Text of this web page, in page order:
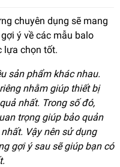
chuyên dụng sẽ mang
ý về các mẫu balo
lựa chọn tốt.
sản phẩm khác nhau.
nhằm giúp thiết bị
nhất. Trong số đó,
trọng giúp bảo quản
Vậy nên sử dụng
gợi ý sau sẽ giúp bạn có